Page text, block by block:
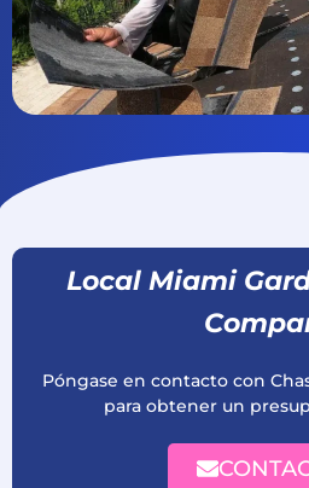
Local Miami
Póngase en contacto con
para obtener un